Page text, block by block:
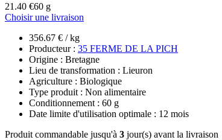
21.40 €60 g
Choisir une livraison
356.67 € / kg
Producteur : 35 FERME DE LA PICH
Origine : Bretagne
Lieu de transformation : Lieuron
Agriculture : Biologique
Type produit : Non alimentaire
Conditionnement : 60 g
Date limite d'utilisation optimale : 12 mois
Produit commandable jusqu'à 3 jour(s) avant la livraison